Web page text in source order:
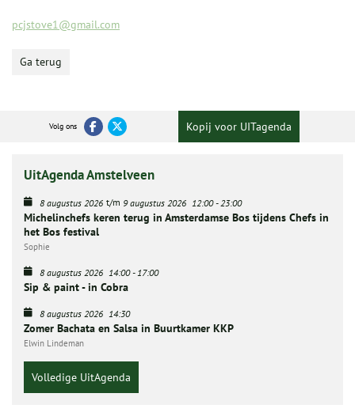
pcjstove1@gmail.com
Ga terug
Volg ons Kopij voor UITagenda
UitAgenda Amstelveen
8 augustus 2026 t/m 9 augustus 2026 12:00-23:00
Michelinchefs keren terug in Amsterdamse Bos tijdens Chefs in
het Bos festival
Sophie
8 augustus 2026 14:00-17:00
Sip & paint - in Cobra
8 augustus 2026 14:30
Zomer Bachata en Salsa in Buurtkamer KKP
Elwin Lindeman
Volledige UitAgenda